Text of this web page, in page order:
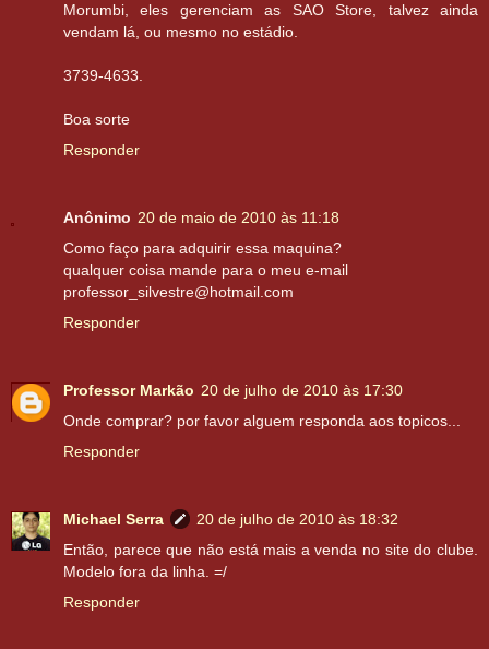
Morumbi, eles gerenciam as SAO Store, talvez ainda
vendam lá, ou mesmo no estádio.
3739-4633.
Boa sorte
Responder
Anônimo 20 de maio de 2010 às 11:18
Como faço para adquirir essa maquina?
qualquer coisa mande para o meu e-mail
professor_silvestre@hotmail.com
Responder
Professor Markão 20 de julho de 2010 às 17:30
Onde comprar? por favor alguem responda aos topicos...
Responder
Michael Serra
20 de julho de 2010 às 18:32
Então, parece que não está mais a venda no site do clube.
Modelo fora da linha. =/
Responder